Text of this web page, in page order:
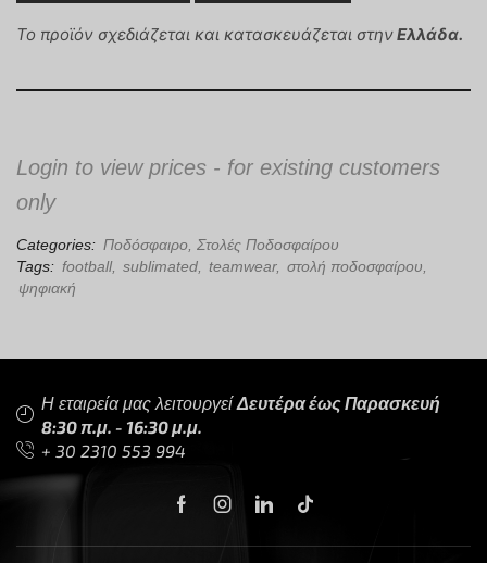
Το προϊόν σχεδιάζεται και κατασκευάζεται στηνΕλλάδα.
Login to view prices - for existing customers
only
Categories: Ποδόσφαιρο Στολές Ποδοσφαίρου
Tags: football, sublimated teamwear, στολή ποδοσφαίρου
ψηφιακή
Η εταιρεία μας λειτουργείΔευτέρα έως Παρασκευή
8:30 π.μ. - 16:30 μ.μ.
+ 30 2310 553 994